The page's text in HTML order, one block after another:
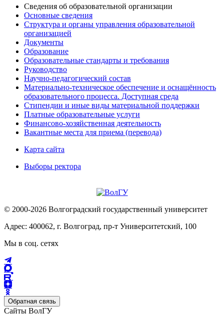
Сведения об образовательной организации
Основные сведения
Структура и органы управления образовательной
организацией
Документы
Образование
Образовательные стандарты и требования
Руководство
Научно-педагогический состав
Материально-техническое обеспечение и оснащённость
образовательного процесса. Доступная среда
Стипендии и иные виды материальной поддержки
Платные образовательные услуги
Финансово-хозяйственная деятельность
Вакантные места для приема (перевода)
Карта сайта
Выборы ректора
© 2000-2026 Волгоградский государственный университет
Адрес: 400062, г. Волгоград, пр-т Университетский, 100
Мы в соц. сетях
Обратная связь
Сайты ВолГУ